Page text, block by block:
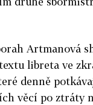
Artmanová
libreta ve
denně
věcí po ztráty